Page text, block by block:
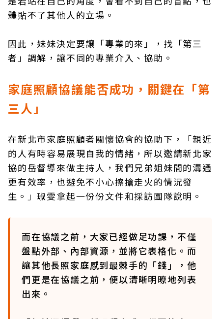
體貼不了其他人的立場。
因此，妹妹決定要讓「專業的來」，找「第三
者」調解，讓不同的專業介入、協助。
家庭照顧協議能否成功，關鍵在「第
三人」
在新北市家庭照顧者關懷協會的協助下，「親近
的人有時容易展現自我的情緒，所以邀請新北家
協的岳督導來做主持人，我們兄弟姐妹間的溝通
更有效率，也避免不小心擦搶走火的情況發
生。」琡雯拿起一份份文件和採訪團隊說明。
而在協議之前，大家已經做足功課，不僅
盤點外部、內部資源，並將它表格化。而
讓其他長照家庭感到最棘手的「錢」，他
們更是在協議之前，便以清晰明暸地列表
出來。